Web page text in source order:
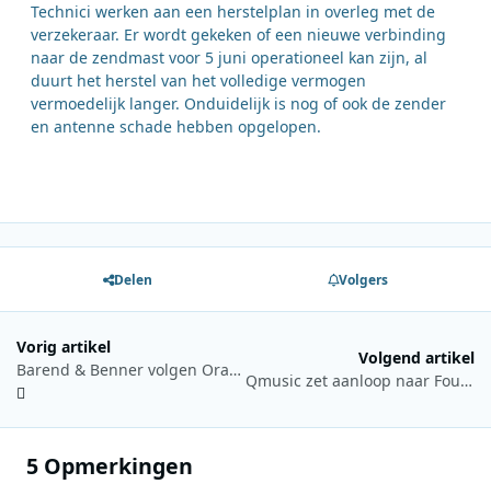
Technici werken aan een herstelplan in overleg met de
verzekeraar. Er wordt gekeken of een nieuwe verbinding
naar de zendmast voor 5 juni operationeel kan zijn, al
duurt het herstel van het volledige vermogen
vermoedelijk langer. Onduidelijk is nog of ook de zender
en antenne schade hebben opgelopen.
Delen Volgers
Vorig artikel
Barend & Benner volgen Oranje tijdens WK 2026 met mobiele radiostudio
Volgend artikel
Qmusic zet aanloop naar Foute 1500 en Foute Party in gang
5 Opmerkingen